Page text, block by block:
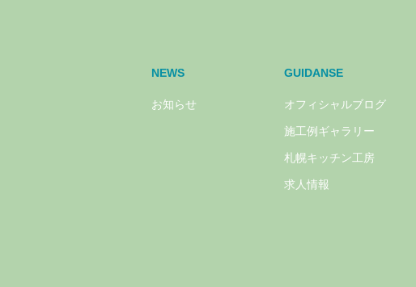
NEWS
お知らせ
GUIDANSE
オフィシャルブログ
施工例ギャラリー
札幌キッチン工房
求人情報